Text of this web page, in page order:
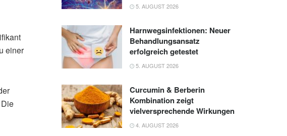
einer
5. AUGUST 2026
Harnwegsinfektionen: Neuer
Behandlungsansatz
erfolgreich getestet
5. AUGUST 2026
Curcumin & Berberin
Kombination zeigt
vielversprechende Wirkungen
4. AUGUST 2026